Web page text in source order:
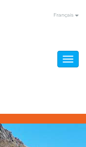
Français